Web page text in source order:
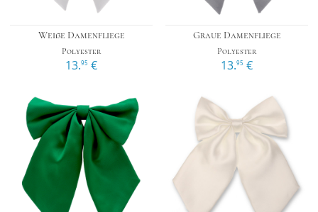
Weiße Damenfliege
Polyester
13.95 €
Graue Damenfliege
Polyester
13.95 €